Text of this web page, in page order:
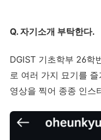
Q. 자기소개 부탁한다.
DGIST 기초학부 26학
로 여러 가지 묘기를
영상을 찍어 종종 인스